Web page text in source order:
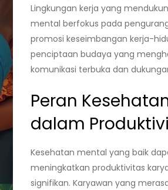
Lingkungan kerja yang
mental berfokus pada
promosi keseimbangan kerja-
penciptaan budaya yang
komunikasi terbuka dan
Peran
dalam
Kesehatan mental yang baik
meningkatkan produktivitas
signifikan. Karyawan yang